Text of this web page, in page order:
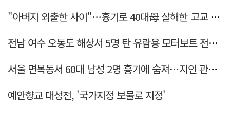
"아버지 외출한 사이"…흉기로 40대母 살해한 고교 자퇴생, 구속 기로에
전남 여수 오동도 해상서 5명 탄 유람용 모터보트 전복…2명 숨져
서울 면목동서 60대 남성 2명 흉기에 숨져…지인 관계로 추정
예안향교 대성전, '국가지정 보물로 지정'